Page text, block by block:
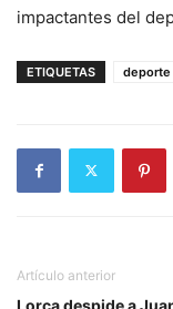
impactantes del
ETIQUETAS deporte
Artículo anterior
Lorca despide a